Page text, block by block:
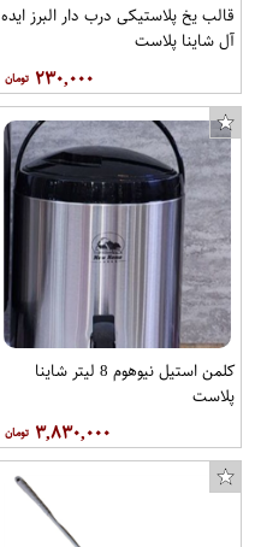
قالب یخ پلاستیکی درب دار البرز ایده
آل شاینا پلاست
۲۳۰,۰۰۰
کلمن استیل نیوهوم 8 لیتر شاینا
پلاست
۳,۸۳۰,۰۰۰